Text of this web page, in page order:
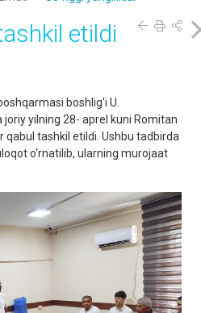
etildi
boshlig'i U.
yilning 28- aprel kuni Romitan
tashkil etildi. Ushbu tadbirda
o‘rnatilib, ularning murojaat